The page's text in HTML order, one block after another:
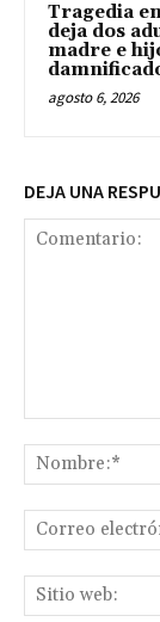
Tragedia
deja dos
madre e
agosto 6, 2026
DEJA UNA